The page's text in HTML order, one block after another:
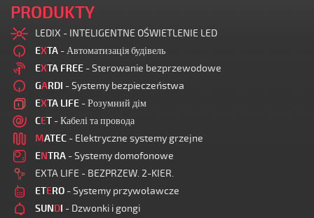
PRODUKTY
LEDIX - INTELIGENTNE OŚWIETLENIE LED
EXTA - Автоматизація будівель
EXTA FREE - Sterowanie bezprzewodowe
GARDI - Systemy bezpieczeństwa
EXTA LIFE - Розумний дім
CET - Кабелі та провода
MATEC - Elektryczne systemy grzejne
ENTRA - Systemy domofonowe
EXTA LIFE - BEZPRZEW. 2-KIER.
ETERO - Systemy przywoławcze
SUNDI - Dzwonki i gongi